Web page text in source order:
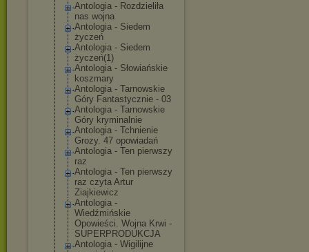
Antologia - Rozdzieliła
nas wojna
Antologia - Siedem
życzeń
Antologia - Siedem
życzeń(1)
Antologia - Słowiańskie
koszmary
Antologia - Tarnowskie
Góry Fantastycznie - 03
Antologia - Tarnowskie
Góry kryminalnie
Antologia - Tchnienie
Grozy. 47 opowiadań
Antologia - Ten pierwszy
raz
Antologia - Ten pierwszy
raz czyta Artur
Ziajkiewicz
Antologia -
Wiedźmińskie
Opowieści. Wojna Krwi -
SUPERPRODUKCJA
Antologia - Wigilijne